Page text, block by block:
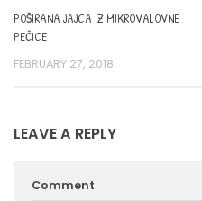
POŠIRANA JAJCA IZ MIKROVALOVNE
PEČICE
FEBRUARY 27, 2018
LEAVE A REPLY
Comment